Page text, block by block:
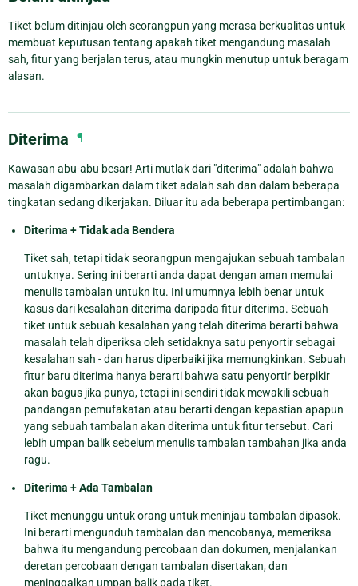
Tiket belum ditinjau oleh seorangpun yang merasa berkualitas untuk
membuat keputusan tentang apakah tiket mengandung masalah
sah, fitur yang berjalan terus, atau mungkin menutup untuk beragam
alasan.
Diterima ¶
Kawasan abu-abu besar! Arti mutlak dari "diterima" adalah bahwa
masalah digambarkan dalam tiket adalah sah dan dalam beberapa
tingkatan sedang dikerjakan. Diluar itu ada beberapa pertimbangan:
Diterima + Tidak ada Bendera
Tiket sah, tetapi tidak seorangpun mengajukan sebuah tambalan
untuknya. Sering ini berarti anda dapat dengan aman memulai
menulis tambalan untukn itu. Ini umumnya lebih benar untuk
kasus dari kesalahan diterima daripada fitur diterima. Sebuah
tiket untuk sebuah kesalahan yang telah diterima berarti bahwa
masalah telah diperiksa oleh setidaknya satu penyortir sebagai
kesalahan sah - dan harus diperbaiki jika memungkinkan. Sebuah
fitur baru diterima hanya berarti bahwa satu penyortir berpikir
akan bagus jika punya, tetapi ini sendiri tidak mewakili sebuah
pandangan pemufakatan atau berarti dengan kepastian apapun
yang sebuah tambalan akan diterima untuk fitur tersebut. Cari
lebih umpan balik sebelum menulis tambalan tambahan jika anda
ragu.
Diterima + Ada Tambalan
Tiket menunggu untuk orang untuk meninjau tambalan dipasok.
Ini berarti mengunduh tambalan dan mencobanya, memeriksa
bahwa itu mengandung percobaan dan dokumen, menjalankan
deretan percobaan dengan tambalan disertakan, dan
meninggalkan umpan balik pada tiket.